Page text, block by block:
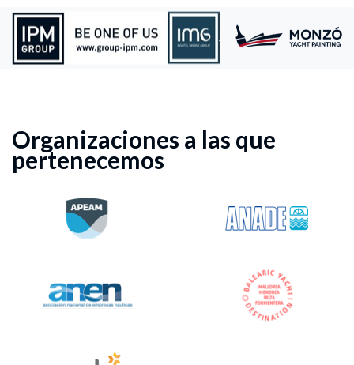
Organizaciones a las que
pertenecemos